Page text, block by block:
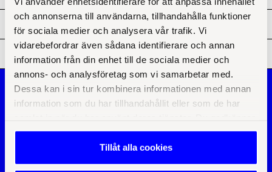
och annonserna till användarna, tillhandahålla funktioner
för sociala medier och analysera vår trafik. Vi
vidarebefordrar även sådana identifierare och annan
information från din enhet till de sociala medier och
annons- och analysföretag som vi samarbetar med.
Dessa kan i sin tur kombinera informationen med annan
information som du har tillhandahållit eller som de har
våra cookies vid inlämnande av samtycke till
behandlingen. Du kan när som helst ta tillbaka eller ändra
ditt samtycke genom att klicka på ikonen i det nedre
Tillåt alla cookies
Träffar GDPR alla bolag?
Tjänsteområden
Bolagsjurist
Dataskydd/GDPR
Om oss
Utbildningar
Karriär
Samarbetspartners
Örebro
Kunskap
Nyheter & artiklar